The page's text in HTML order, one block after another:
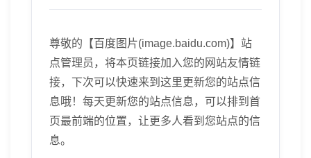
尊敬的【百度图片(image.baidu.com)】站
点管理员，将本页链接加入您的网站友情链
接，下次可以快速来到这里更新您的站点信
息哦！每天更新您的站点信息，可以排到首
页最前端的位置，让更多人看到您站点的信
息。